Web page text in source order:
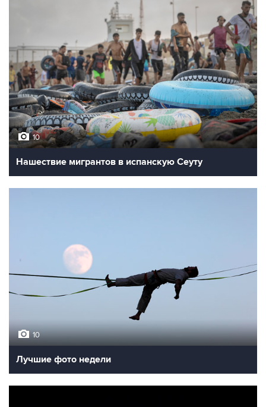
10
Нашествие мигрантов в испанскую Сеуту
10
Лучшие фото недели